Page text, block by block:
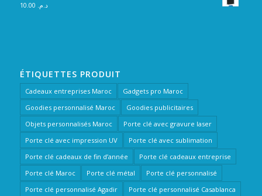
د.م.
ÉTIQUETTES PRODUIT
Cadeaux entreprises Maroc
Gadgets pro Maroc
Goodies personnalisé Maroc
Goodies publicitaires
Objets personnalisés Maroc
Porte clé avec gravure laser
Porte clé avec impression UV
Porte clé avec sublimation
Porte clé cadeaux de fin d’année
Porte clé cadeaux entreprise
Porte clé Maroc
Porte clé métal
Porte clé personnalisé
Porte clé personnalisé Agadir
Porte clé personnalisé Casablanca